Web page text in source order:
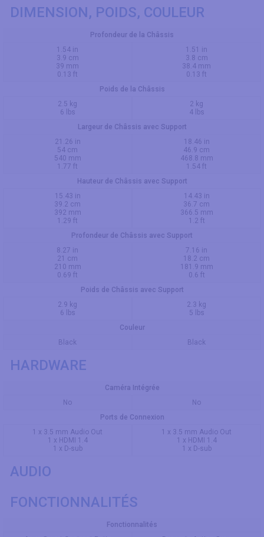
DIMENSION, POIDS, COULEUR
Profondeur de la Châssis
1.54 in
3.9 cm
39 mm
0.13 ft
1.51 in
3.8 cm
38.4 mm
0.13 ft
Poids de la Châssis
2.5 kg
6 lbs
2 kg
4 lbs
Largeur de Châssis avec Support
21.26 in
54 cm
540 mm
1.77 ft
18.46 in
46.9 cm
468.8 mm
1.54 ft
Hauteur de Châssis avec Support
15.43 in
39.2 cm
392 mm
1.29 ft
14.43 in
36.7 cm
366.5 mm
1.2 ft
Profondeur de Châssis avec Support
8.27 in
21 cm
210 mm
0.69 ft
7.16 in
18.2 cm
181.9 mm
0.6 ft
Poids de Châssis avec Support
2.9 kg
6 lbs
2.3 kg
5 lbs
Couleur
Black
Black
HARDWARE
Caméra Intégrée
No
No
Ports de Connexion
1 x 3.5 mm Audio Out
1 x HDMI 1.4
1 x D-sub
1 x 3.5 mm Audio Out
1 x HDMI 1.4
1 x D-sub
AUDIO
FONCTIONNALITÉS
Fonctionnalités